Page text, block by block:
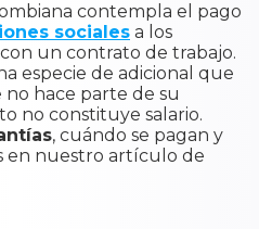
contempla el pago
sociales a los
un contrato de trabajo.
especie de adicional que
hace parte de su
no constituye salario.
, cuándo se pagan y
en nuestro artículo de